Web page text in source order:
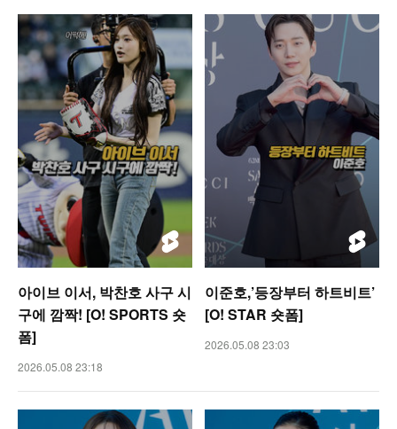
아이브 이서, 박찬호 사구 시
구에 깜짝! [O! SPORTS 숏
폼]
2026.05.08 23:18
이준호,’등장부터 하트비트’
[O! STAR 숏폼]
2026.05.08 23:03